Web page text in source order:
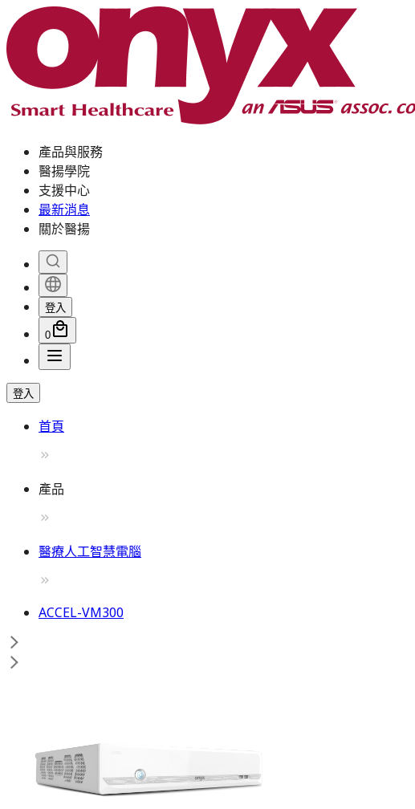
產品與服務
醫揚學院
支援中心
最新消息
關於醫揚
登入
0
登入
首頁
產品
醫療人工智慧電腦
ACCEL-VM300